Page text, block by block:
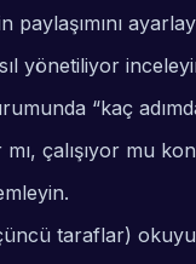
yönetiliyor
“kaç
çalışıyor mu
taraflar)